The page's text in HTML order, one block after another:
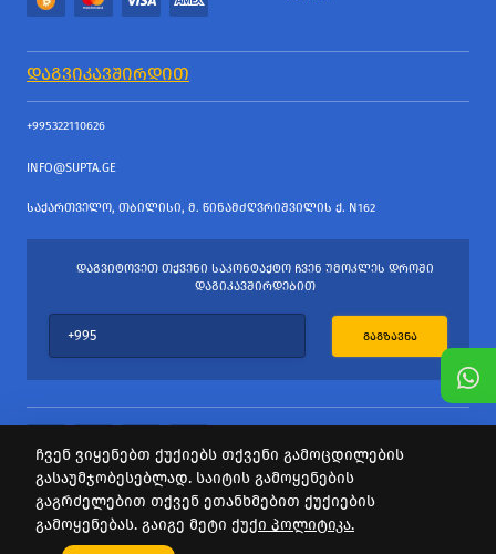
ᲓᲐᲒᲕᲘᲙᲐᲕᲨᲘᲠᲓᲘᲗ
+995322110626
INFO@SUPTA.GE
ᲡᲐᲥᲐᲠᲗᲕᲔᲚᲝ, ᲗᲑᲘᲚᲘᲡᲘ, Მ. ᲬᲘᲜᲐᲛᲫᲦᲕᲠᲘᲨᲕᲘᲚᲘᲡ Ქ. N162
ᲓᲐᲒᲕᲘᲢᲝᲕᲔᲗ ᲗᲥᲕᲔᲜᲘ ᲡᲐᲙᲝᲜᲢᲐᲥᲢᲝ ᲩᲕᲔᲜ ᲣᲛᲝᲙᲚᲔᲡ ᲓᲠᲝᲨᲘ
ᲓᲐᲒᲘᲙᲐᲕᲨᲘᲠᲓᲔᲑᲘᲗ
ᲒᲐᲒᲖᲐᲕᲜᲐ
ყველა უფლება დაცულია
საიტის პროვაიდერი Webdoors.ge
ჩვენ ვიყენებთ ქუქიებს თქვენი გამოცდილების
გასაუმჯობესებლად. საიტის გამოყენების
გაგრძელებით თქვენ ეთანხმებით ქუქიების
გამოყენებას. გაიგე მეტი ქუქი პოლიტიკა.